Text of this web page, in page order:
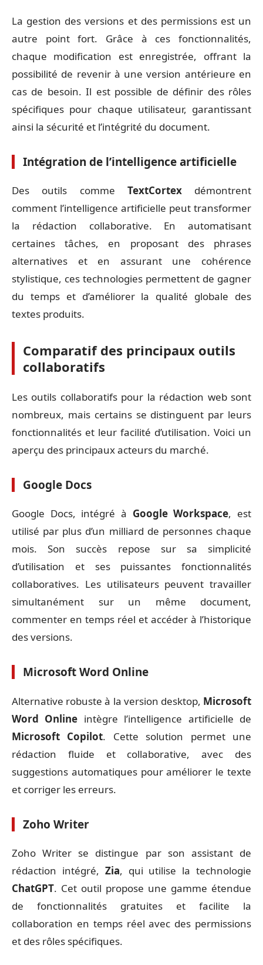
La gestion des versions et des permissions est un
autre point fort. Grâce à ces fonctionnalités,
chaque modification est enregistrée, offrant la
possibilité de revenir à une version antérieure en
cas de besoin. Il est possible de définir des rôles
spécifiques pour chaque utilisateur, garantissant
ainsi la sécurité et l’intégrité du document.
Intégration de l’intelligence artificielle
Des outils comme TextCortexdémontrent
comment l’intelligence artificielle peut transformer
la rédaction collaborative. En automatisant
certaines tâches, en proposant des phrases
alternatives et en assurant une cohérence
stylistique, ces technologies permettent de gagner
du temps et d’améliorer la qualité globale des
textes produits.
Comparatif des principaux outils
collaboratifs
Les outils collaboratifs pour la rédaction web sont
nombreux, mais certains se distinguent par leurs
fonctionnalités et leur facilité d’utilisation. Voici un
aperçu des principaux acteurs du marché.
Google Docs
Google Docs, intégré à Google Workspace, est
utilisé par plus d’un milliard de personnes chaque
mois. Son succès repose sur sa simplicité
d’utilisation et ses puissantes fonctionnalités
collaboratives. Les utilisateurs peuvent travailler
simultanément sur un même document,
commenter en temps réel et accéder à l’historique
des versions.
Microsoft Word Online
Alternative robuste à la version desktop, Microsoft
Word Online intègre l’intelligence artificielle de
Microsoft Copilot. Cette solution permet une
rédaction fluide et collaborative, avec des
suggestions automatiques pour améliorer le texte
et corriger les erreurs.
Zoho Writer
Zoho Writer se distingue par son assistant de
rédaction intégré, Zia, qui utilise la technologie
ChatGPT. Cet outil propose une gamme étendue
de fonctionnalités gratuites et facilite la
collaboration en temps réel avec des permissions
et des rôles spécifiques.